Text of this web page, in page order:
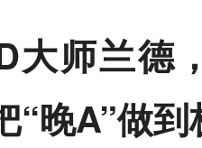
大师兰德
“晚A”做